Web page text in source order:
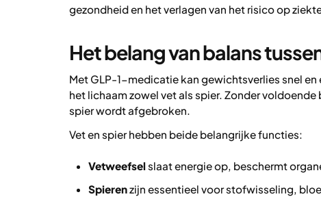
gezondheid en het verlagen van het risico op
Het belang van balans
Met GLP-1-medicatie kan gewichtsverlies snel
het lichaam zowel vet als spier. Zonder
spier wordt afgebroken.
Vet en spier hebben beide belangrijke functies:
Vetweefsel slaat energie op, beschermt
Spierenzijn essentieel voor stofwisseling,